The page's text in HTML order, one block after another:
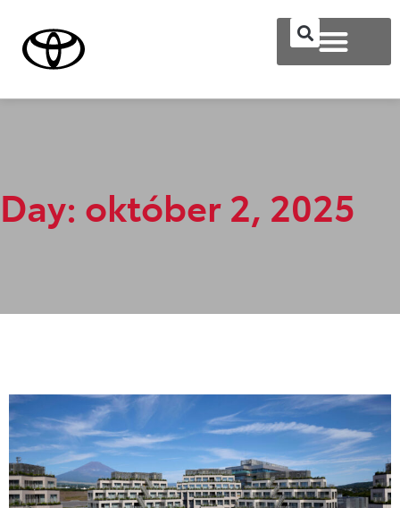
Day: október 2, 2025